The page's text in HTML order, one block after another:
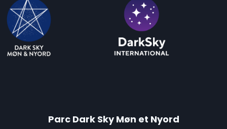
Parc Dark Sky Møn et Nyord